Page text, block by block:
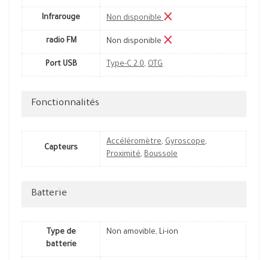
Infrarouge Non disponible
radio FM Non disponible
Port USB Type-C 2.0, OTG
Fonctionnalités
Capteurs
Accéléromètre, Gyroscope,
Proximité, Boussole
Batterie
Type de
batterie
Non amovible, Li-ion